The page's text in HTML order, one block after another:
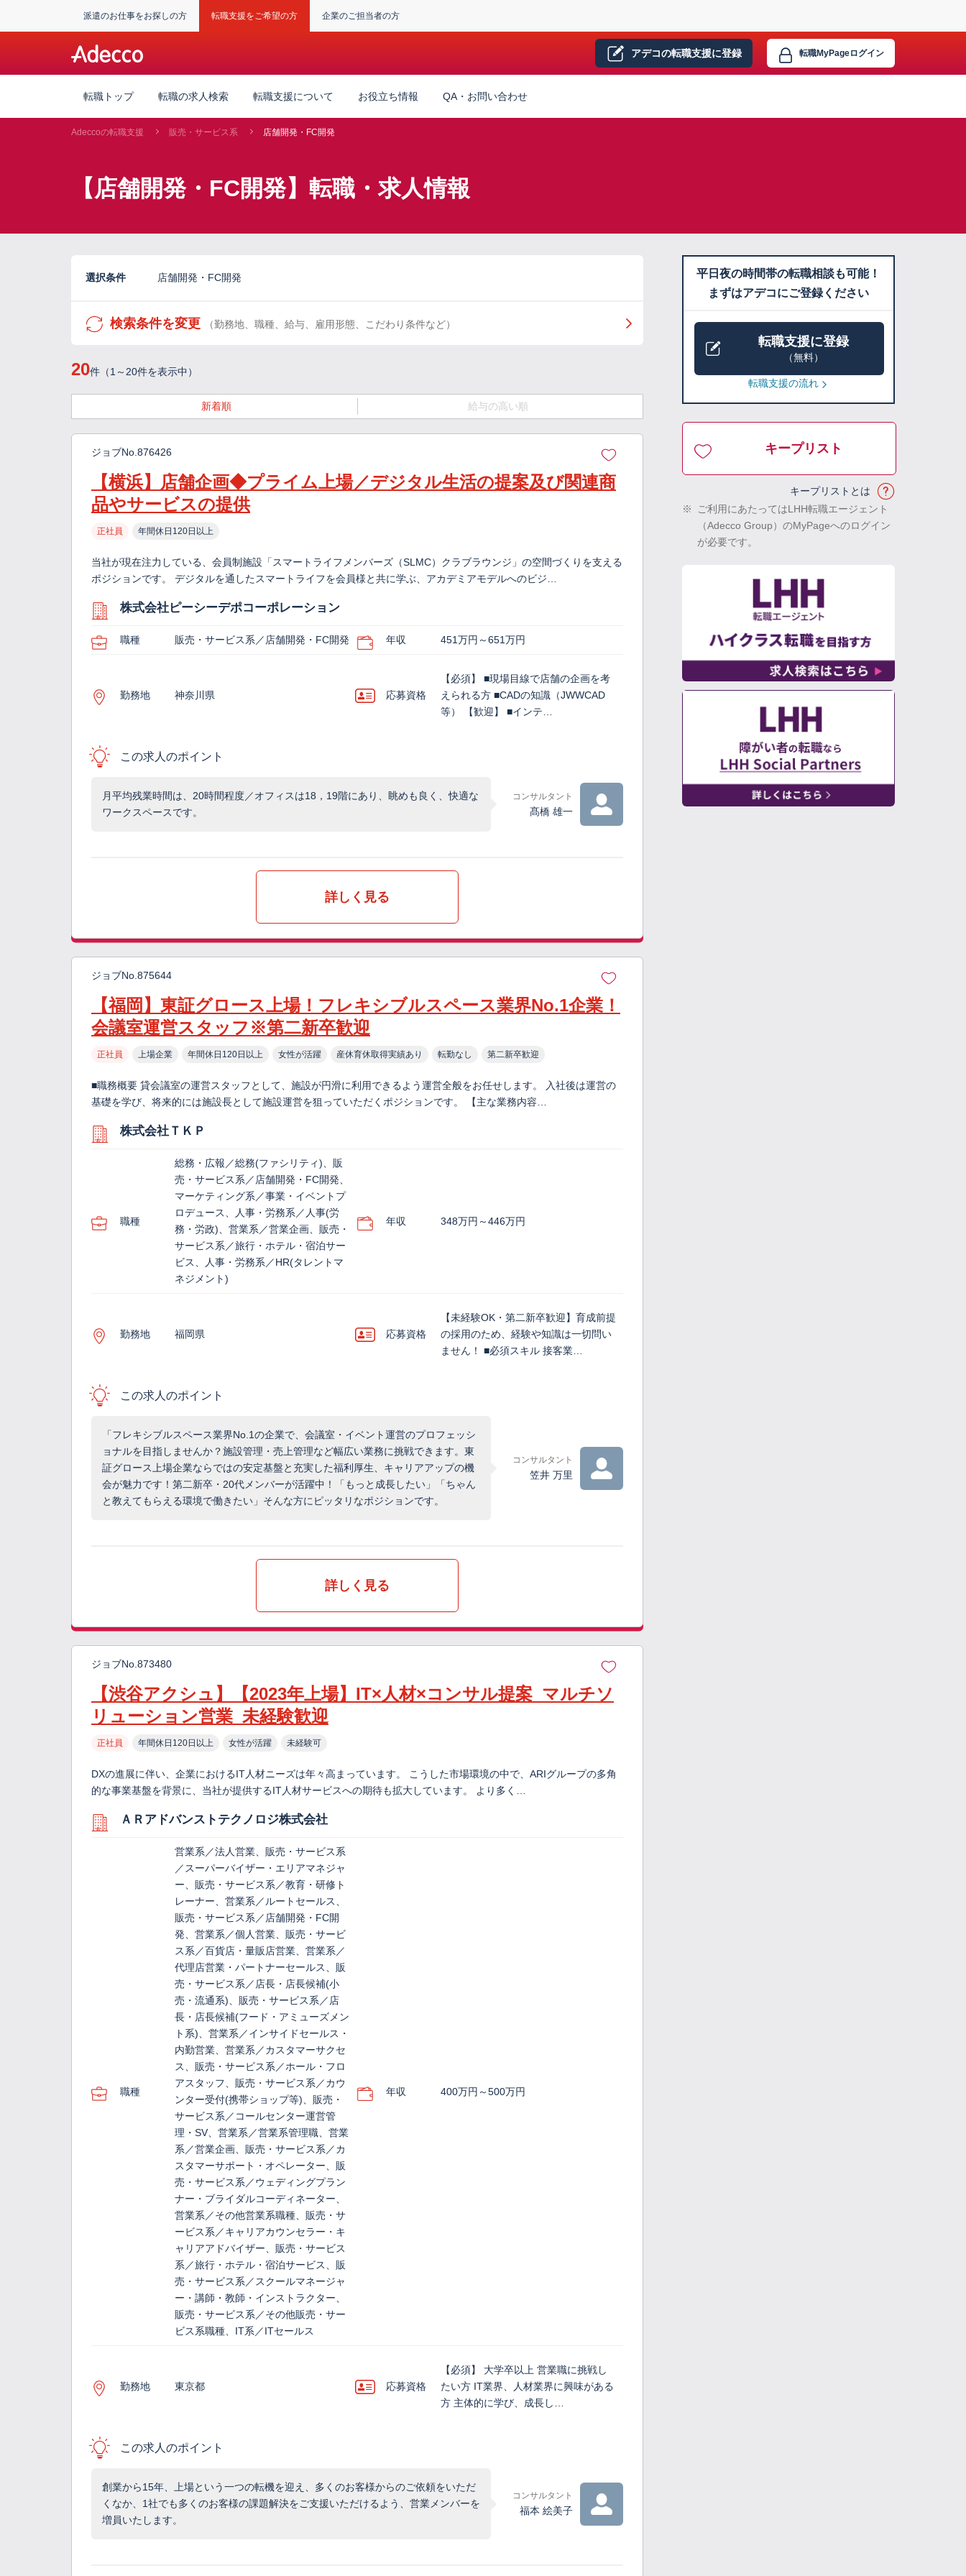
派遣のお仕事をお探しの方 転職支援をご希望の方 企業のご担当者の方
アデコの転職支援に登録 転職MyPageログイン
転職トップ 転職の求人検索 転職支援について お役立ち情報 QA・お問い合わせ
Adeccoの転職支援 販売・サービス系 店舗開発・FC開発
【店舗開発・FC開発】転職・求人情報
選択条件 店舗開発・FC開発
検索条件を変更 （勤務地、職種、給与、雇用形態、こだわり条件など）
20件（1～20件を表示中）
新着順 給与の高い順
ジョブNo.876426
【横浜】店舗企画◆プライム上場／デジタル生活の提案及び関連商
品やサービスの提供
正社員 年間休日120日以上
当社が現在注力している、会員制施設「スマートライフメンバーズ（SLMC）クラブラウンジ」の空間づくりを支える
ポジションです。 デジタルを通したスマートライフを会員様と共に学ぶ、アカデミアモデルへのビジ…
株式会社ピーシーデポコーポレーション
職種 販売・サービス系／店舗開発・FC開発 年収 451万円～651万円
勤務地 神奈川県 応募資格
【必須】 ■現場目線で店舗の企画を考
えられる方 ■CADの知識（JWWCAD
等） 【歓迎】 ■インテ…
この求人のポイント
月平均残業時間は、20時間程度／オフィスは18，19階にあり、眺めも良く、快適な
ワークスペースです。
コンサルタント
髙橋 雄一
詳しく見る
ジョブNo.875644
【福岡】東証グロース上場！フレキシブルスペース業界No.1企業！
会議室運営スタッフ※第二新卒歓迎
正社員 上場企業 年間休日120日以上 女性が活躍 産休育休取得実績あり 転勤なし 第二新卒歓迎
■職務概要 貸会議室の運営スタッフとして、施設が円滑に利用できるよう運営全般をお任せします。 入社後は運営の
基礎を学び、将来的には施設長として施設運営を狙っていただくポジションです。 【主な業務内容…
株式会社ＴＫＰ
職種
総務・広報／総務(ファシリティ)、販
売・サービス系／店舗開発・FC開発、
マーケティング系／事業・イベントプ
ロデュース、人事・労務系／人事(労
務・労政)、営業系／営業企画、販売・
サービス系／旅行・ホテル・宿泊サー
ビス、人事・労務系／HR(タレントマ
ネジメント)
年収 348万円～446万円
勤務地 福岡県 応募資格
【未経験OK・第二新卒歓迎】育成前提
の採用のため、経験や知識は一切問い
ません！ ■必須スキル 接客業…
この求人のポイント
「フレキシブルスペース業界No.1の企業で、会議室・イベント運営のプロフェッシ
ョナルを目指しませんか？施設管理・売上管理など幅広い業務に挑戦できます。東
証グロース上場企業ならではの安定基盤と充実した福利厚生、キャリアアップの機
会が魅力です！第二新卒・20代メンバーが活躍中！「もっと成長したい」「ちゃん
と教えてもらえる環境で働きたい」そんな方にピッタリなポジションです。
コンサルタント
笠井 万里
詳しく見る
ジョブNo.873480
【渋谷アクシュ】【2023年上場】IT×人材×コンサル提案_マルチソ
リューション営業_未経験歓迎
正社員 年間休日120日以上 女性が活躍 未経験可
DXの進展に伴い、企業におけるIT人材ニーズは年々高まっています。 こうした市場環境の中で、ARIグループの多角
的な事業基盤を背景に、当社が提供するIT人材サービスへの期待も拡大しています。 より多く…
ＡＲアドバンストテクノロジ株式会社
職種
営業系／法人営業、販売・サービス系
／スーパーバイザー・エリアマネジャ
ー、販売・サービス系／教育・研修ト
レーナー、営業系／ルートセールス、
販売・サービス系／店舗開発・FC開
発、営業系／個人営業、販売・サービ
ス系／百貨店・量販店営業、営業系／
代理店営業・パートナーセールス、販
売・サービス系／店長・店長候補(小
売・流通系)、販売・サービス系／店
長・店長候補(フード・アミューズメン
ト系)、営業系／インサイドセールス・
内勤営業、営業系／カスタマーサクセ
ス、販売・サービス系／ホール・フロ
アスタッフ、販売・サービス系／カウ
ンター受付(携帯ショップ等)、販売・
サービス系／コールセンター運営管
理・SV、営業系／営業系管理職、営業
系／営業企画、販売・サービス系／カ
スタマーサポート・オペレーター、販
売・サービス系／ウェディングプラン
ナー・ブライダルコーディネーター、
営業系／その他営業系職種、販売・サ
ービス系／キャリアカウンセラー・キ
ャリアアドバイザー、販売・サービス
系／旅行・ホテル・宿泊サービス、販
売・サービス系／スクールマネージャ
ー・講師・教師・インストラクター、
販売・サービス系／その他販売・サー
ビス系職種、IT系／ITセールス
年収 400万円～500万円
勤務地 東京都 応募資格
【必須】 大学卒以上 営業職に挑戦し
たい方 IT業界、人材業界に興味がある
方 主体的に学び、成長し…
この求人のポイント
創業から15年、上場という一つの転機を迎え、多くのお客様からのご依頼をいただ
くなか、1社でも多くのお客様の課題解決をご支援いただけるよう、営業メンバーを
増員いたします。
コンサルタント
福本 絵美子
平日夜の時間帯の転職相談も可能！
まずはアデコにご登録ください
転職支援に登録
（無料）
転職支援の流れ
キープリスト
キープリストとは
※
ご利用にあたってはLHH転職エージェント
（Adecco Group）のMyPageへのログイン
が必要です。